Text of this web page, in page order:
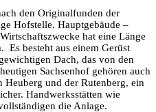
den Originalfunden der
Hofstelle. Hauptgebäude –
hat eine Länge
besteht aus einem Gerüst
Dach, das von den
Sachsenhof gehören auch
Heuberg und der Rutenberg, ein
Handwerksstätten wie
die Anlage.